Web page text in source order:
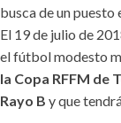
busca de un puesto
El 19 de julio de
el fútbol modesto
la Copa RFFM de
Rayo B y que